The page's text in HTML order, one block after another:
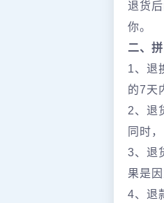
退货
你。
二、
1、退
的7天
2、退
同时
3、退
果是
4、退